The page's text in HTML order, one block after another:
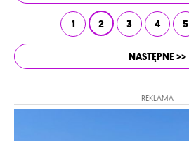
1 2 3 4 5
NASTĘPNE >>
REKLAMA